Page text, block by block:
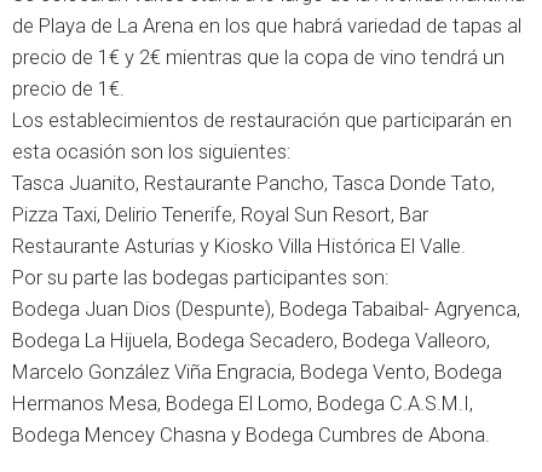
de Playa de La Arena en los que habrá variedad de tapas al
precio de 1€ y 2€ mientras que la copa de vino tendrá un
precio de 1€.
Los establecimientos de restauración que participarán en
esta ocasión son los siguientes:
Tasca Juanito, Restaurante Pancho, Tasca Donde Tato,
Pizza Taxi, Delirio Tenerife, Royal Sun Resort, Bar
Restaurante Asturias y Kiosko Villa Histórica El Valle.
Por su parte las bodegas participantes son:
Bodega Juan Dios (Despunte), Bodega Tabaibal- Agryenca,
Bodega La Hijuela, Bodega Secadero, Bodega Valleoro,
Marcelo González Viña Engracia, Bodega Vento, Bodega
Hermanos Mesa, Bodega El Lomo, Bodega C.A.S.M.I,
Bodega Mencey Chasna y Bodega Cumbres de Abona.